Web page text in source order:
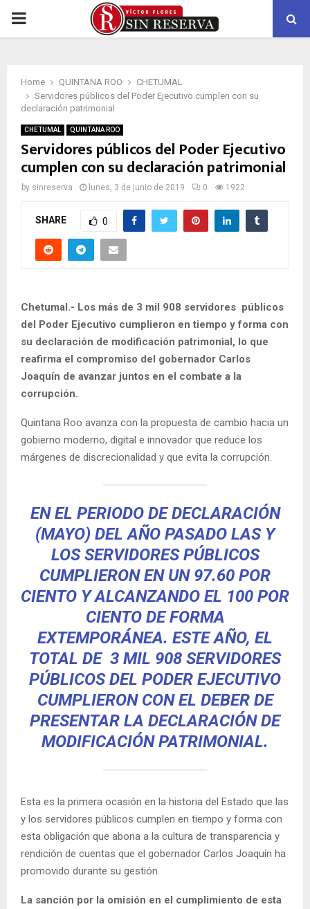
PRIMARY
Home QUINTANA ROO
CHETUMAL
Servidores públicos del Poder Ejecutivo cumplen con su
declaración patrimonial
CHETUMAL QUINTANA ROO
Servidores públicos del Poder Ejecutivo
cumplen con su declaración patrimonial
by sinreserva lunes, 3 de junio de 2019 0 1922
SHARE 0
Chetumal.- Los más de 3 mil 908 servidores públicos
del Poder Ejecutivo cumplieron en tiempo y forma con
su declaración de modificación patrimonial, lo que
reafirma el compromiso del gobernador Carlos
Joaquín de avanzar juntos en el combate a la
corrupción.
Quintana Roo avanza con la propuesta de cambio hacia un
gobierno moderno, digital e innovador que reduce los
márgenes de discrecionalidad y que evita la corrupción.
EN EL PERIODO DE DECLARACIÓN
(MAYO) DEL AÑO PASADO LAS Y
LOS SERVIDORES PÚBLICOS
CUMPLIERON EN UN 97.60 POR
CIENTO Y ALCANZANDO EL 100 POR
CIENTO DE FORMA
EXTEMPORÁNEA. ESTE AÑO, EL
TOTAL DE 3 MIL 908 SERVIDORES
PÚBLICOS DEL PODER EJECUTIVO
CUMPLIERON CON EL DEBER DE
PRESENTAR LA DECLARACIÓN DE
MODIFICACIÓN PATRIMONIAL.
Esta es la primera ocasión en la historia del Estado que las
y los servidores públicos cumplen en tiempo y forma con
esta obligación que abona a la cultura de transparencia y
rendición de cuentas que el gobernador Carlos Joaquín ha
promovido durante su gestión.
La sanción por la omisión en el cumplimiento de esta